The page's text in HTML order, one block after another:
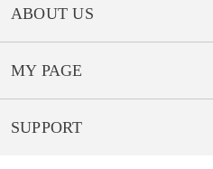
ABOUT US
MY PAGE
SUPPORT